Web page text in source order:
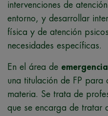
intervenciones de
entorno, y desarrollar
física y de atención
necesidades específicas.
En el área de
una titulación de FP para
materia. Se trata de
que se encarga de tratar